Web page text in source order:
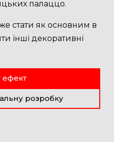
палаццо.
стати як основним в
інші декоративні
ефект
розробку